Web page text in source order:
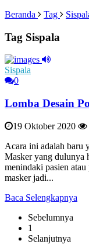
Beranda
Tag
Tag Sispala
Sispala
0
Lomba Desain
19 Oktober 2020
Acara ini adalah baru
Masker yang dulunya
menindaki pasien atau
masker jadi...
Baca Selengkapnya
Sebelumnya
1
Selanjutnya